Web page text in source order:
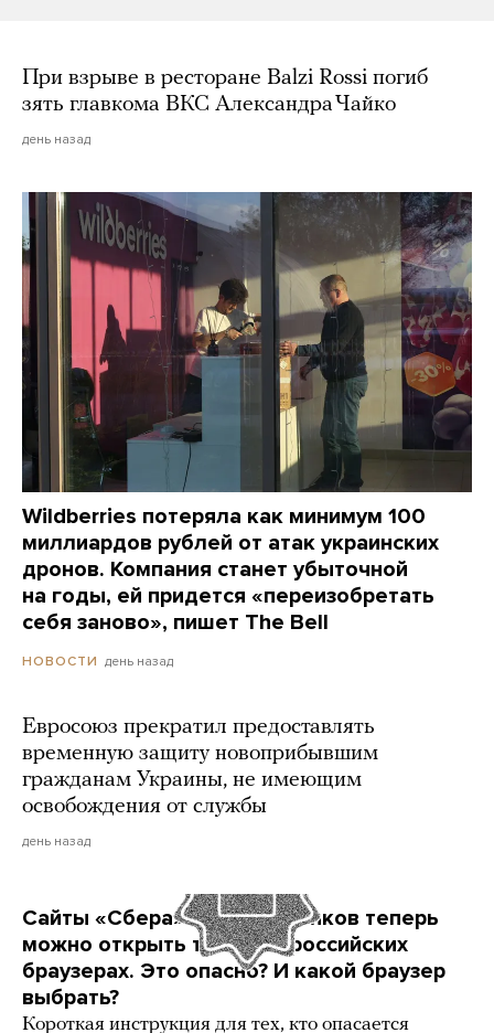
При взрыве в ресторане Balzi Rossi погиб
зять главкома ВКС Александра Чайко
день назад
Wildberries потеряла как минимум 100
миллиардов рублей от атак украинских
дронов. Компания станет убыточной
на годы, ей придется «переизобретать
себя заново», пишет The Bell
НОВОСТИ день назад
Евросоюз прекратил предоставлять
временную защиту новоприбывшим
гражданам Украины, не имеющим
освобождения от службы
день назад
Сайты «Сбера» и других банков теперь
можно открыть только в российских
браузерах. Это опасно? И какой браузер
выбрать?
Короткая инструкция для тех, кто опасается